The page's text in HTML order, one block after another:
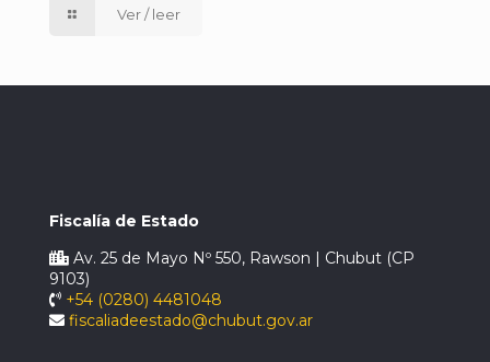
Ver / leer
Fiscalía de Estado
Av. 25 de Mayo Nº 550, Rawson | Chubut (CP
9103)
+54 (0280) 4481048
fiscaliadeestado@chubut.gov.ar